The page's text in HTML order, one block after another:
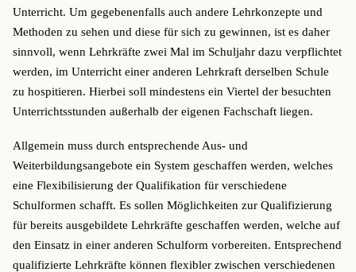
Unterricht. Um gegebenenfalls auch andere Lehrkonzepte und
Methoden zu sehen und diese für sich zu gewinnen, ist es daher
sinnvoll, wenn Lehrkräfte zwei Mal im Schuljahr dazu verpflichtet
werden, im Unterricht einer anderen Lehrkraft derselben Schule
zu hospitieren. Hierbei soll mindestens ein Viertel der besuchten
Unterrichtsstunden außerhalb der eigenen Fachschaft liegen.
Allgemein muss durch entsprechende Aus- und
Weiterbildungsangebote ein System geschaffen werden, welches
eine Flexibilisierung der Qualifikation für verschiedene
Schulformen schafft. Es sollen Möglichkeiten zur Qualifizierung
für bereits ausgebildete Lehrkräfte geschaffen werden, welche auf
den Einsatz in einer anderen Schulform vorbereiten. Entsprechend
qualifizierte Lehrkräfte können flexibler zwischen verschiedenen